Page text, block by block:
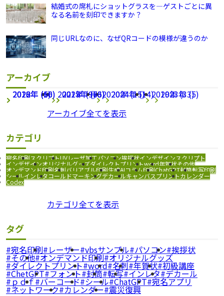
結婚式の席札にショットグラスを―ゲストごとに異
なる名前を刻印できますか？
同じURLなのに、なぜQRコードの模様が違うのか
アーカイブ
2026年 (66) 2025年 (63) 2024年 (14) 2023年 (5)
2022年 (1) 2021年 (9) 2020年 (15) 2019年 (33)
2018年 (50) 2017年 (76)
アーカイブ全てを表示
カテゴリ
宛名印刷スクリプトUVレーザ加工パソコン挨拶状インデザインスクリプト
インデザインオリジナルグッズダイレクトプリントword年賀状その他
オンデマンド印刷名刺バリアブル印刷生成AIコラム印刷ChatGPT封筒転写印刷
シールインレタコールドマーキングデカールキャンバスプリントカレンダー
Codex
カテゴリ全てを表示
タグ
宛名印刷 レーザー vbsサンプル パソコン 挨拶状
その他 オンデマンド印刷 オリジナルグッズ
ダイレクトプリント word 名刺 年賀状 初級講座
ChetGPT フォント 封筒 転写 インレタ デカール
ｐｄｆ バーコード シール ChatGPT 宛名アプリ
ネットワーク カレンダー 震災復興